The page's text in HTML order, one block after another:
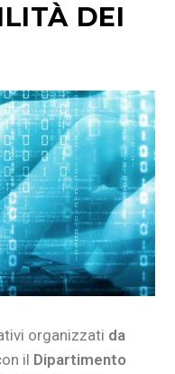
DEI
organizzati da
il Dipartimento